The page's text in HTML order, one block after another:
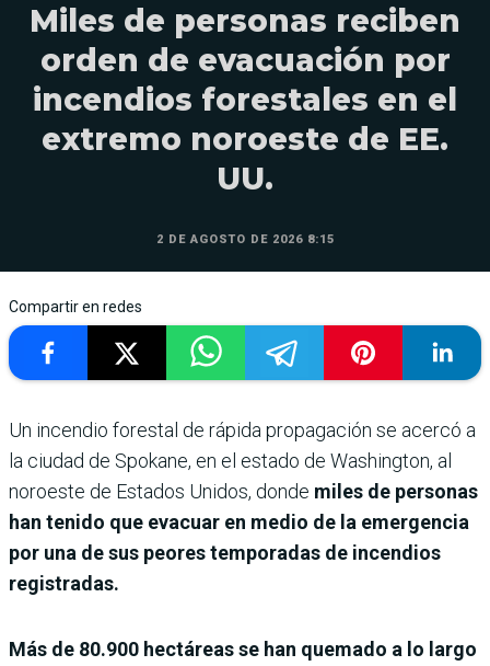
Miles de personas reciben
orden de evacuación por
incendios forestales en el
extremo noroeste de EE.
UU.
2 DE AGOSTO DE 2026 8:15
Compartir en redes
Un incendio forestal de rápida propagación se acercó a
la ciudad de Spokane, en el estado de Washington, al
noroeste de Estados Unidos, donde miles de personas
han tenido que evacuar en medio de la emergencia
por una de sus peores temporadas de incendios
registradas.
Más de 80.900 hectáreas se han quemado a lo largo